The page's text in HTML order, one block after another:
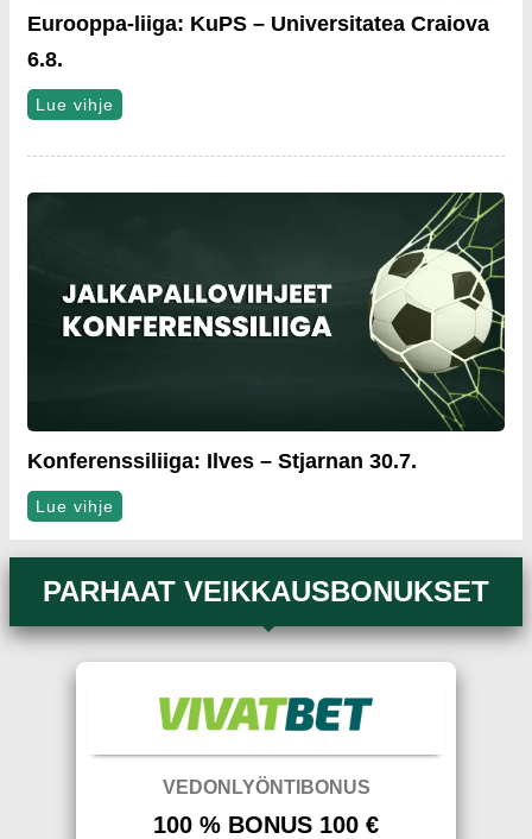
Eurooppa-liiga: KuPS – Universitatea Craiova
6.8.
Lue vihje
Konferenssiliiga: Ilves – Stjarnan 30.7.
Lue vihje
PARHAAT VEIKKAUSBONUKSET
VEDONLYÖNTIBONUS
100 % BONUS 100 €